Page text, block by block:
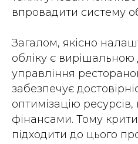
впровадити систему
Загалом, якісно
обліку є вирішальною
управління
забезпечує
оптимізацію ресурсів,
фінансами. Тому
підходити до цього